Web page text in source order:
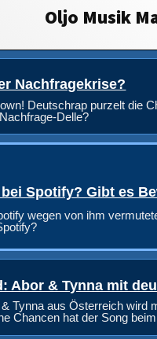
Oljo Musik
Nachfragekrise?
Deutschrap purzelt die
Delle?
Spotify? Gibt es
wegen von ihm
Abor & Tynna mit
Tynna aus Österreich wird
Chancen hat der Song